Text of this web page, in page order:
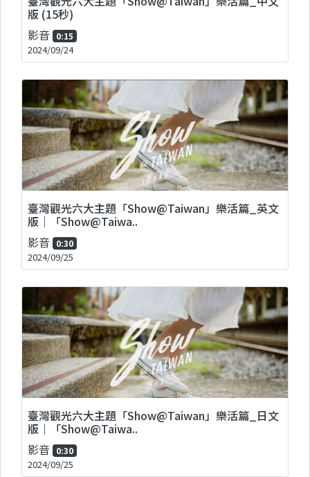
版 (15秒)
影音 0:15
2024/09/24
臺灣觀光六大主題「Show@Taiwan」樂活篇_英文
版｜「Show@Taiwa..
影音 0:30
2024/09/25
臺灣觀光六大主題「Show@Taiwan」樂活篇_日文
版｜「Show@Taiwa..
影音 0:30
2024/09/25